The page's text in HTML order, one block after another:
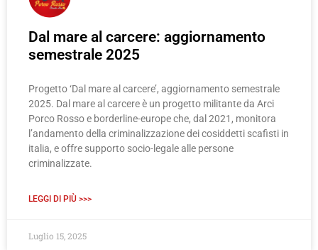
Dal mare al carcere: aggiornamento
semestrale 2025
Progetto ‘Dal mare al carcere’, aggiornamento semestrale
2025. Dal mare al carcere è un progetto militante da Arci
Porco Rosso e borderline-europe che, dal 2021, monitora
l’andamento della criminalizzazione dei cosiddetti scafisti in
italia, e offre supporto socio-legale alle persone
criminalizzate.
LEGGI DI PIÙ >>>
Luglio 15, 2025